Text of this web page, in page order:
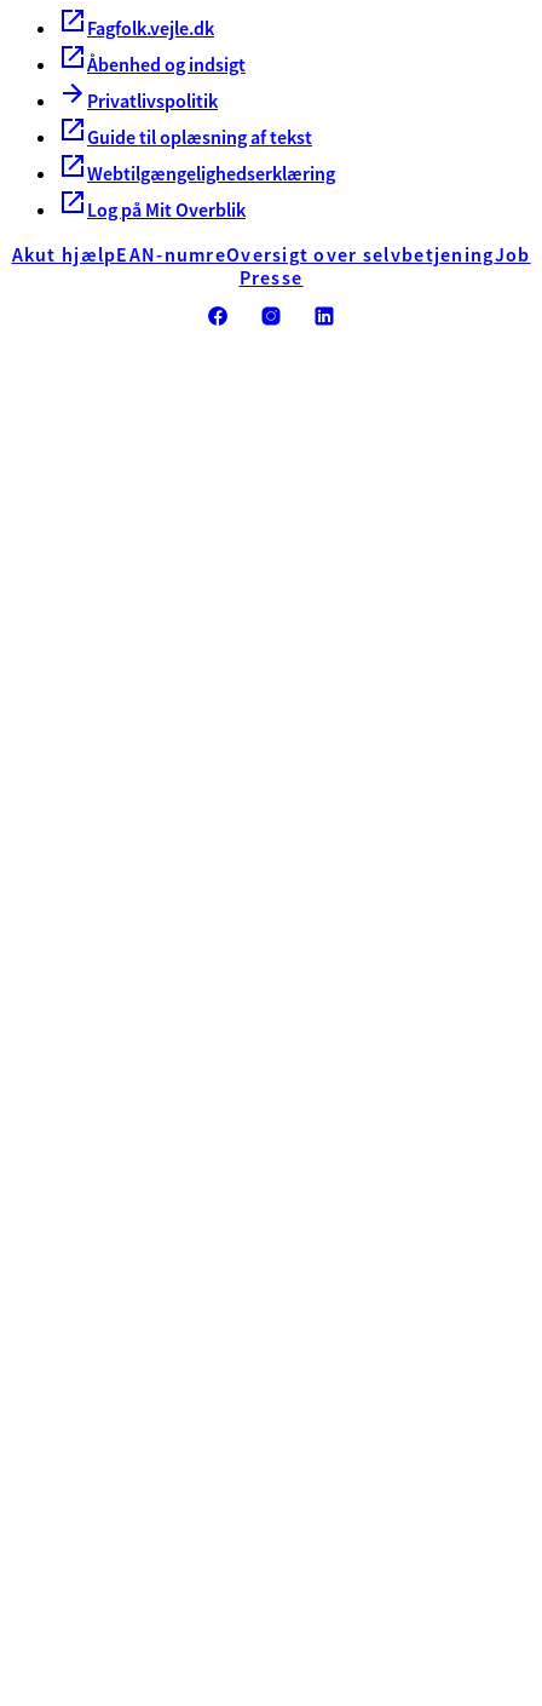
Fagfolk.vejle.dk
Åbenhed og indsigt
Privatlivspolitik
Guide til oplæsning af tekst
Webtilgængelighedserklæring
Log på Mit Overblik
Akut hjælpEAN-numreOversigt over selvbetjeningJob
Presse